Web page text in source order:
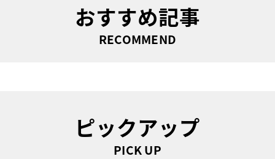
おすすめ記事
RECOMMEND
ピックアップ
PICK UP